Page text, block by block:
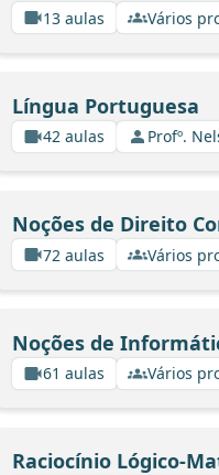
13 aulas Vários
Língua Portuguesa
42 aulas Profº.
Noções de Direito
72 aulas Vários
Noções de
61 aulas Vários
Raciocínio Lógico-